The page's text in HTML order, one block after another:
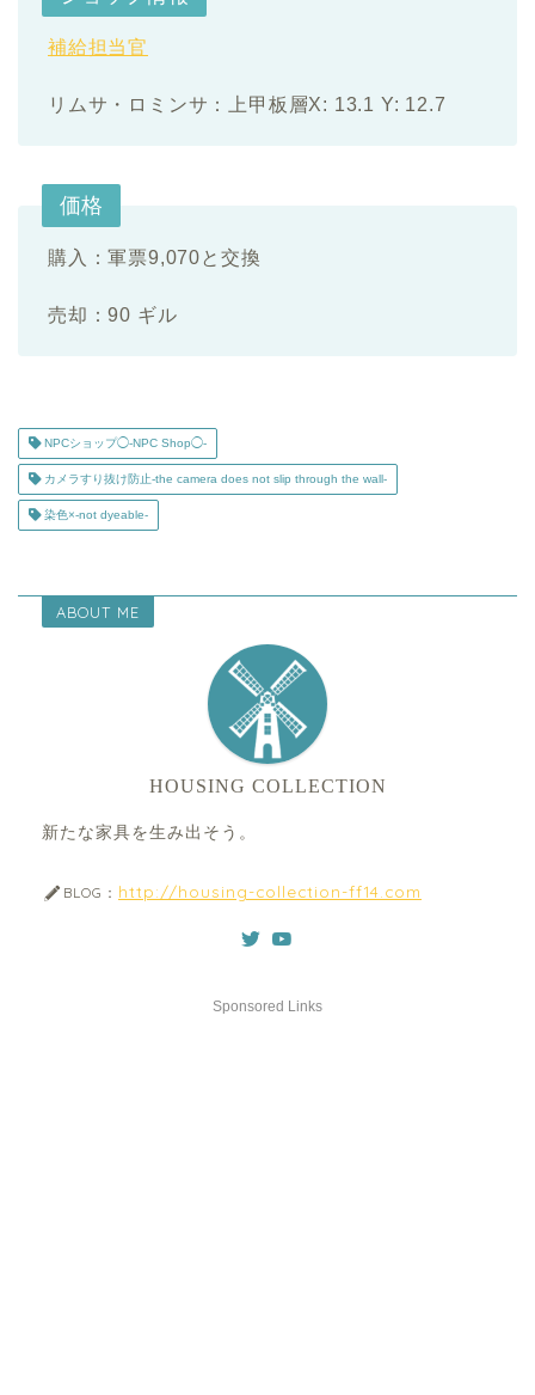
補給担当官
リムサ・ロミンサ：上甲板層X: 13.1 Y: 12.7
価格
購入：軍票9,070と交換
売却：90 ギル
NPCショップ◯-NPC Shop◯-
カメラすり抜け防止-the camera does not slip through the wall-
染色×-not dyeable-
ABOUT ME
HOUSING COLLECTION
新たな家具を生み出そう。
BLOG： http://housing-collection-ff14.com
Sponsored Links